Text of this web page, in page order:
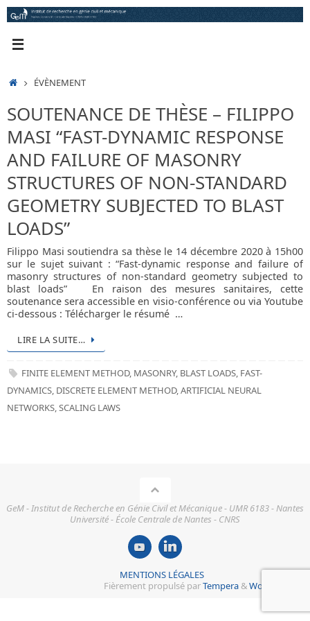
Passer
au
ACCUEIL
ÉVÈNEMENT
SOUTENANCE DE THÈSE – FILIPPO
MASI “FAST-DYNAMIC RESPONSE
AND FAILURE OF MASONRY
STRUCTURES OF NON-STANDARD
GEOMETRY SUBJECTED TO BLAST
LOADS”
Filippo Masi soutiendra sa thèse le 14 décembre 2020 à 15h00
sur le sujet suivant : “Fast-dynamic response and failure of
masonry structures of non-standard geometry subjected to
blast loads” En raison des mesures sanitaires, cette
soutenance sera accessible en visio-conférence ou via Youtube
ci-dessous : Télécharger le résumé …
LIRE LA SUITE…
FINITE ELEMENT METHOD, MASONRY, BLAST LOADS, FAST-
DYNAMICS, DISCRETE ELEMENT METHOD,ARTIFICIAL NEURAL
NETWORKS,SCALING LAWS
GeM - Institut de Recherche en Génie Civil et Mécanique - UMR 6183 - Nantes
Université - École Centrale de Nantes - CNRS
MENTIONS LÉGALES
Fièrement propulsé parTempera &WordPress.